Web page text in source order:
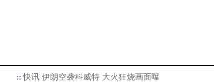
快讯 伊朗空袭科威特 大火狂烧画面曝